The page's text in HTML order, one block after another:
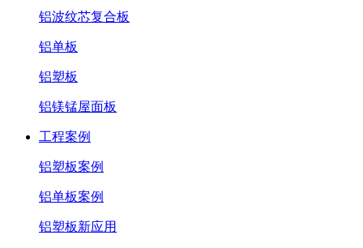
铝波纹芯复合板
铝单板
铝塑板
铝镁锰屋面板
工程案例
铝塑板案例
铝单板案例
铝塑板新应用